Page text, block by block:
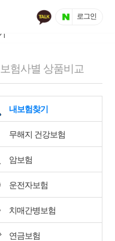
로그인
보험사별 상품비교
내보험찾기
무해지 건강보험
암보험
운전자보험
치매간병보험
연금보험